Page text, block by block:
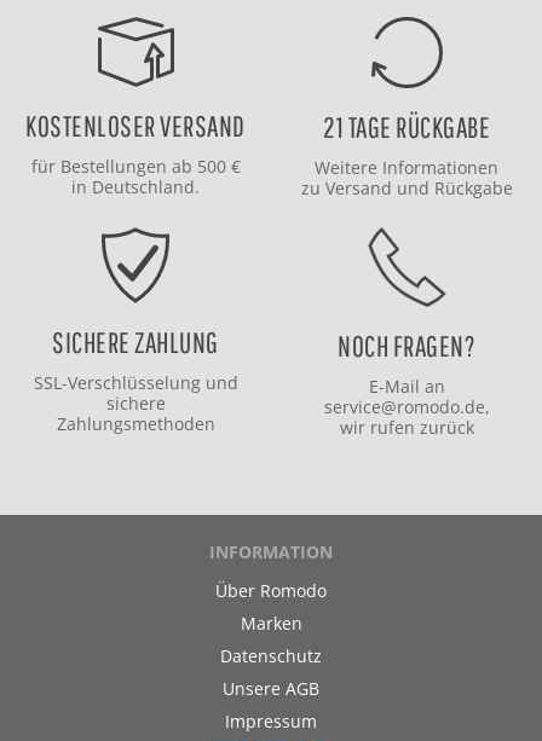
KOSTENLOSER VERSAND
für Bestellungen ab 500 €
in Deutschland.
21 TAGE RÜCKGABE
Weitere Informationen
zu Versand und Rückgabe
SICHERE ZAHLUNG
SSL-Verschlüsselung und
sichere
Zahlungsmethoden
NOCH FRAGEN?
E-Mail an
service@romodo.de,
wir rufen zurück
INFORMATION
Über Romodo
Marken
Datenschutz
Unsere AGB
Impressum